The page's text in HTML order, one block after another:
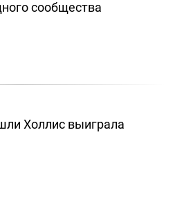
сообщества
Холлис выиграла